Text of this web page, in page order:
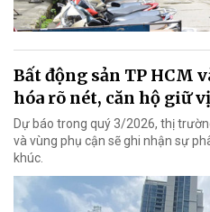
Bất động sản TP HCM
hóa rõ nét, căn hộ giữ
Dự báo trong quý 3/2026, thị
và vùng phụ cận sẽ ghi nhận sự
khúc.